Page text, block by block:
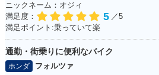
ニックネーム：オジィ
満足度：
5 ／5
満足ポイント:乗っていて楽
通勤・街乗りに便利なバイク
ホンダ
フォルツァ